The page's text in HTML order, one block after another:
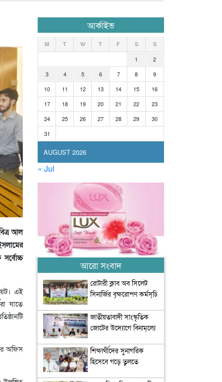
আল
এই
যাতে
অফিস
আর্কাইভ
AUGUST 2026
M T W T F S S
1
2
3
4 5 6 7 8
9
10
11 12 13 14 15
16
17
18 19 20 21 22
23
24
25 26 27 28 29
30
31
« Jul
আরো সংবাদ
রোটারী ক্লাব অব সিলেট
সিনার্জির বৃক্ষরোপণ কর্মসূচি
জাতীয়তাবাদী সাংস্কৃতিক
জোটের উদ্যোগে বিনামূল্যে
শিক্ষার্থীদের সুনাগরিক
হিসেবে গড়ে তুলতে